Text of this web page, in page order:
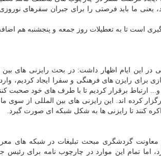
یعنی ما باید فرصتی را برای جبران سفرهای
است تا به تعطیلات روز جمعه و پنجشنبه هم
این ایام اظهار داشت: در بحث رایزنی های بین
برای رایزن های فرهنگی و سفرا ایجاد کردیم،
ارتباط برقرار کردیم تا با طرف های خود صحبت
کرده اند. این رایزنی های بین المللی از سوی
کنند تا رایزنی ها به شکل شبکه ای صورت گیرد.
گردشگری مبحث تبلیغات در شبکه های
اما تمام این موارد در چارچوب نامه برای رئیس